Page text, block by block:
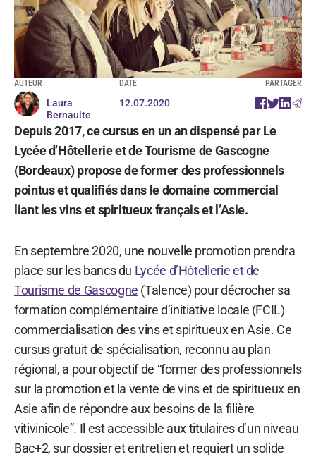
AUTEUR
Laura
Bernaulte
DATE
12.07.2020
PARTAGER
Depuis 2017, ce cursus en un an dispensé par Le
Lycée d’Hôtellerie et de Tourisme de Gascogne
(Bordeaux) propose de former des professionnels
pointus et qualifiés dans le domaine commercial
liant les vins et spiritueux français et l’Asie.
En septembre 2020, une nouvelle promotion prendra
place sur les bancs du Lycée d’Hôtellerie et de
Tourisme de Gascogne (Talence) pour décrocher sa
formation complémentaire d’initiative locale (FCIL)
commercialisation des vins et spiritueux en Asie. Ce
cursus gratuit de spécialisation, reconnu au plan
régional, a pour objectif de “former des professionnels
sur la promotion et la vente de vins et de spiritueux en
Asie afin de répondre aux besoins de la filière
vitivinicole”. Il est accessible aux titulaires d’un niveau
Bac+2, sur dossier et entretien et requiert un solide